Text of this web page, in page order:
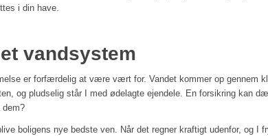
i din have.
vandsystem
er forfærdelig at være vært for. Vandet kommer op gennem
og pludselig står I med ødelagte ejendele. En forsikring kan
dem?
boligens nye bedste ven. Når det regner kraftigt udenfor, og I